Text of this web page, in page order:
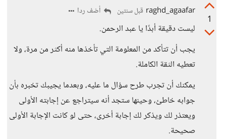
1
raghd_agaafar قبل سنتين أضف ردا
ليست دقيقة أبدًا يا عبد الرحمن.
يجب أن تتأكد من المعلومة التي تأخذها منه أكثر من مرة، ولا
تعطيه الثقة الكاملة.
يمكنك أن تجرب طرح سؤال ما عليه، وبعدما يجيبك تخبره بأن
جوابه خاطئ، وحينها ستجد أنه سيتراجع عن إجابته الأولى
ويعتذر لك ويذكر لك إجابة أخرى، حتى لو كانت الإجابة الأولى
صحيحة.